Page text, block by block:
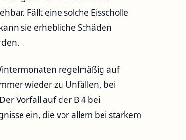
Fällt eine solche Eisscholle
sie erhebliche Schäden
regelmäßig auf
wieder zu Unfällen, bei
Vorfall auf der B 4 bei
ein, die vor allem bei starkem